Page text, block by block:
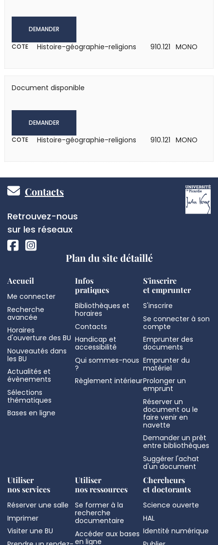
DEMANDER
COTE Histoire-géographie-religions 910.121 MONO
Document disponible
DEMANDER
COTE Histoire-géographie-religions 910.121 MONO
Pied
de
page
Contacts
Réseaux
sociaux
Retrouvez-nous
sur les réseaux
Plan du site détaillé
Accueil
Me connecter
Recherche
avancée
Horaires
d'ouverture des BU
Nouveautés dans
les BU
Actualités et
évènements
Sélections
thématiques
Bases en ligne
Infos
pratiques
Bibliothèques et
horaires
Contacts
Handicap et
accessibilité
Qui sommes-nous
?
Règlement intérieur
S'inscrire
et emprunter
S'inscrire
Se connecter à son
compte
Emprunter des
documents
Emprunter du
matériel
Prolonger un
emprunt
Réserver un
document ou le
faire venir en
navette
Demander un prêt
entre bibliothèques
Suggérer l'achat
d'un document
Utiliser
nos services
Réserver une salle
Imprimer
Visiter une BU
Utiliser
nos ressources
Se former à la
recherche
documentaire
Accéder aux bases
en ligne
Chercheurs
et doctorants
Science ouverte
HAL
Identité numérique